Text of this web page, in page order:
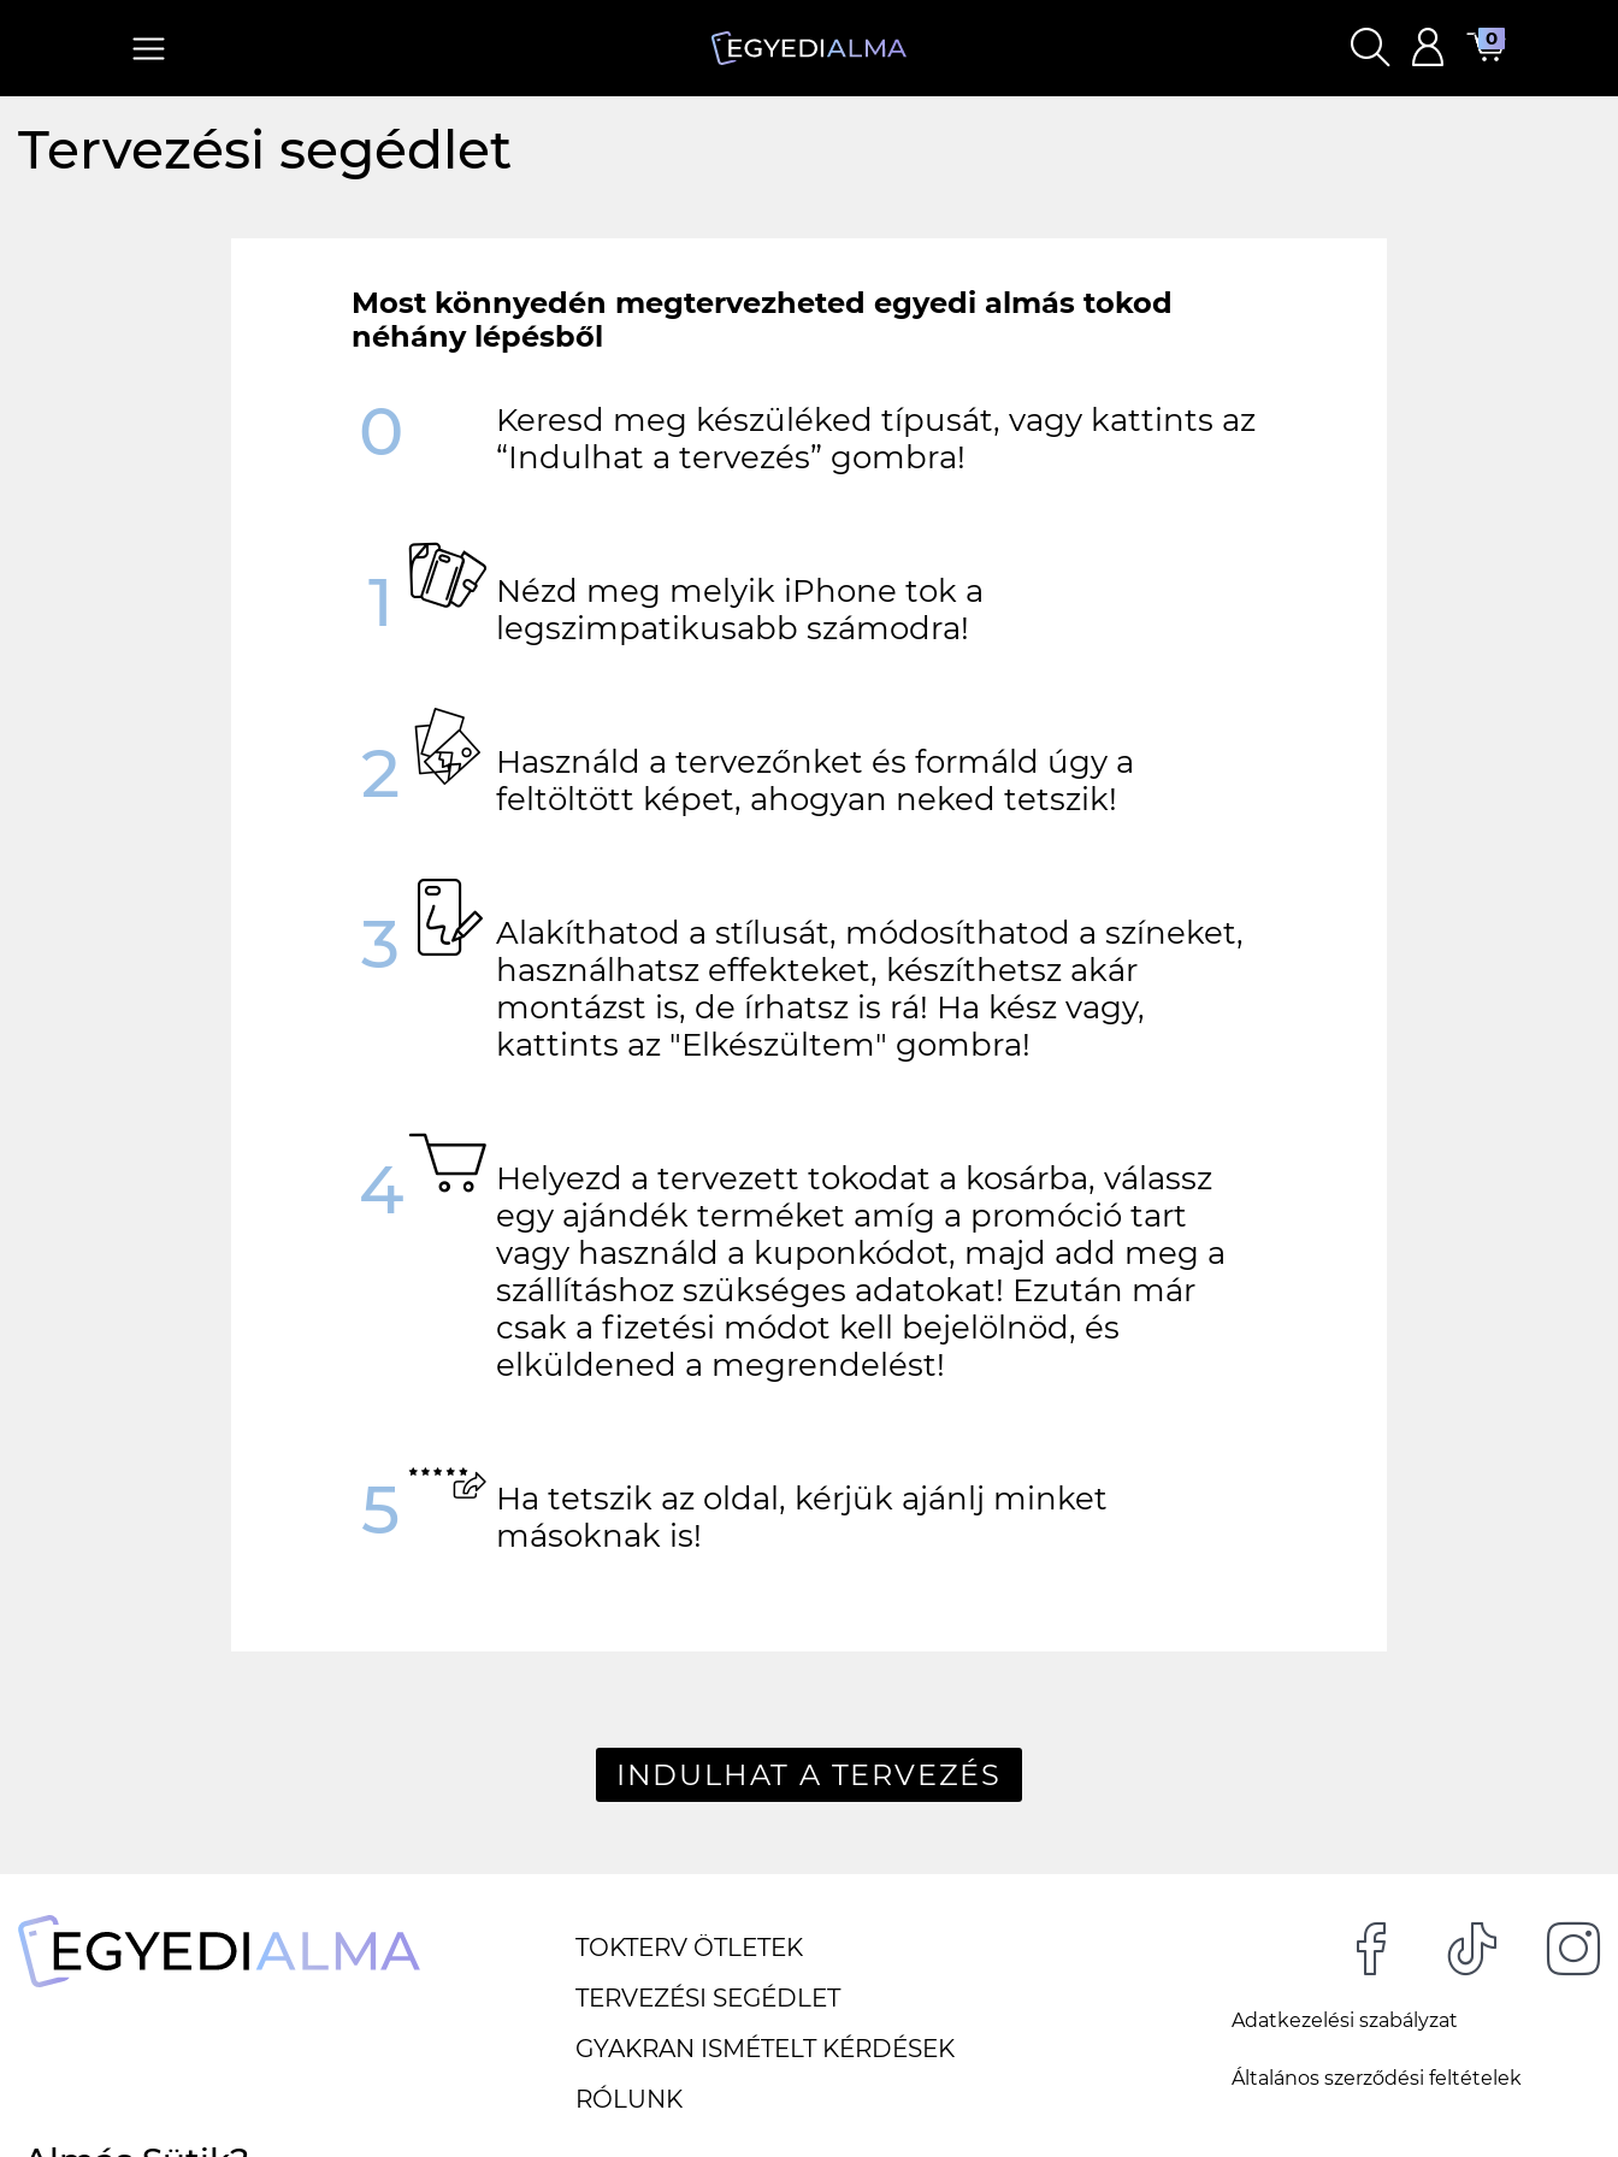
0
Tervezési segédlet
Most könnyedén megtervezheted egyedi almás tokod
néhány lépésből
0
Keresd meg készüléked típusát, vagy kattints az
“Indulhat a tervezés” gombra!
1
Nézd meg melyik iPhone tok a
legszimpatikusabb számodra!
2
Használd a tervezőnket és formáld úgy a
feltöltött képet, ahogyan neked tetszik!
3
Alakíthatod a stílusát, módosíthatod a színeket,
használhatsz effekteket, készíthetsz akár
montázst is, de írhatsz is rá! Ha kész vagy,
kattints az "Elkészültem" gombra!
4
Helyezd a tervezett tokodat a kosárba, válassz
egy ajándék terméket amíg a promóció tart
vagy használd a kuponkódot, majd add meg a
szállításhoz szükséges adatokat! Ezután már
csak a fizetési módot kell bejelölnöd, és
elküldened a megrendelést!
5
Ha tetszik az oldal, kérjük ajánlj minket
másoknak is!
INDULHAT A TERVEZÉS
TOKTERV ÖTLETEK
TERVEZÉSI SEGÉDLET
GYAKRAN ISMÉTELT KÉRDÉSEK
RÓLUNK
Adatkezelési szabályzat
Általános szerződési feltételek